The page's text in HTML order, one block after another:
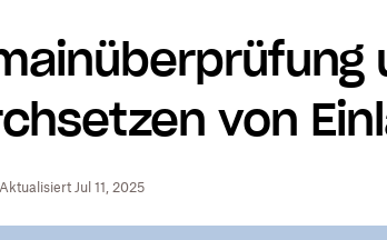
von
Aktualisiert Jul 11, 2025